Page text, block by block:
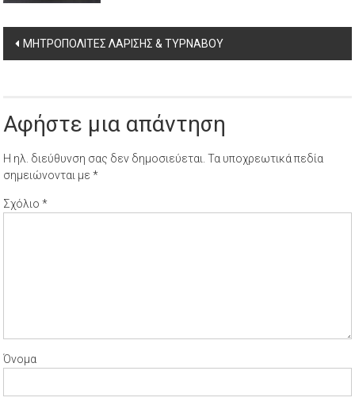
Post
navigation
ΜΗΤΡΟΠΟΛΙΤΕΣ ΛΑΡΙΣΗΣ & ΤΥΡΝΑΒΟΥ
Αφήστε μια απάντηση
Η ηλ. διεύθυνση σας δεν δημοσιεύεται. Τα υποχρεωτικά πεδία
σημειώνονται με*
Σχόλιο*
Όνομα